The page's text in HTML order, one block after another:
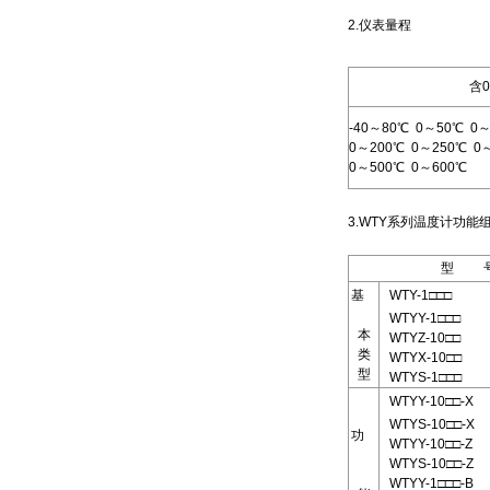
2.仪表量程
含
-40～80℃ 0～50℃ 0
0～200℃ 0～250℃ 0
0～500℃ 0～600℃
3.WTY系列温度计功能
型
基
本
类
型
WTY-1□□□
WTYY-1□□□
WTYZ-10□□
WTYX-10□□
WTYS-1□□□
功
WTYY-10□□-X
WTYS-10□□-X
WTYY-10□□-Z
WTYS-10□□-Z
WTYY-1□□□-B